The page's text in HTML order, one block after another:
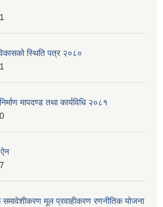
स्थिति पत्र २०८०
मापदण्ड तथा कार्यविधि २०८१
समावेशीकरण मूल प्रवाहीकरण रणनीतिक योजना